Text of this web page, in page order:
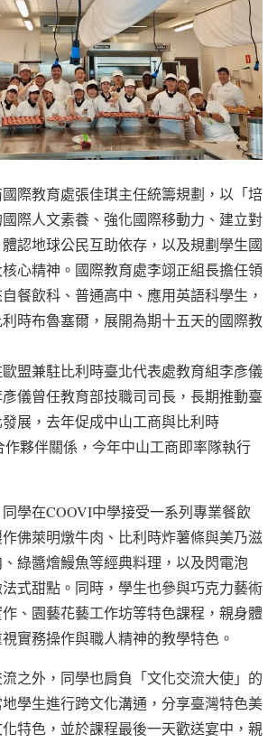
際教育處張佳琪主任統籌規劃，以「培
際人文素養、強化國際移動力、建立對
認地球公民互助依存，以及規劃學生國
心精神。國際教育處李翊正組長擔任領
餐飲科、普通高中、應用英語科學生，
時布魯塞爾，展開為期十五天的國際教
盟兼駐比利時臺北代表處教育組李彥儀
儀曾任教育部技職司司長，長期推動臺
展，去年促成中山工商與比利時
夥伴關係，今年中山工商即率隊執行
學在COOVI中學接受一系列專業餐飲
佛萊明燉牛肉、比利時炸薯條與美乃滋
綠醬燴鰻魚等經典料理，以及閃電泡
式甜點。同時，學生也參與巧克力藝術
、園藝花藝工作坊等特色課程，親身體
實務操作與職人精神的教學特色。
之外，同學也肩負「文化交流大使」的
學生進行跨文化溝通，分享臺灣特色美
特色，並於課程最後一天歡送宴中，親